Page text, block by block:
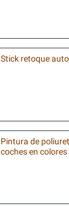
Stick retoque
Pintura de
coches en